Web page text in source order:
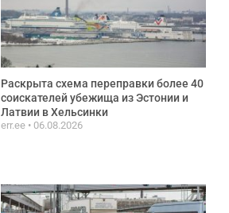
Раскрыта схема переправки более 40
соискателей убежища из Эстонии и
Латвии в Хельсинки
err.ee 06.08.2026